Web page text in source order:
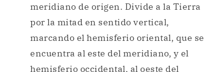
meridiano de origen. Divide a la Tierra
por la mitad en sentido vertical,
marcando el hemisferio oriental, que se
encuentra al este del meridiano, y el
hemisferio occidental, al oeste del